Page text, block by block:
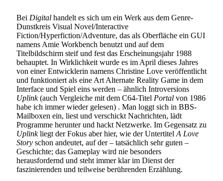
Bei Digital handelt es sich um ein Werk aus dem Genre-
Dunstkreis Visual Novel/Interactive
Fiction/Hyperfiction/Adventure, das als Oberfläche ein GUI
namens Amie Workbench benutzt und auf dem
Titelbildschirm steif und fest das Erscheinungsjahr 1988
behauptet. In Wirklichkeit wurde es im April dieses Jahres
von einer Entwicklerin namens Christine Love veröffentlicht
und funktioniert als eine Art Alternate Reality Game in dem
Interface und Spiel eins werden – ähnlich Introversions
Uplink(auch Vergleiche mit dem C64-Titel Portal von 1986
habe ich immer wieder gelesen) . Man loggt sich in BBS-
Mailboxen ein, liest und verschickt Nachrichten, lädt
Programme herunter und hackt Netzwerke. Im Gegensatz zu
Uplinkliegt der Fokus aber hier, wie der Untertitel A Love
Story schon andeutet, auf der – tatsächlich sehr guten –
Geschichte; das Gameplay wird nie besonders
herausfordernd und steht immer klar im Dienst der
faszinierenden und teilweise berührenden Erzählung.